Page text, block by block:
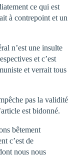
ce qui est
à contrepoint et un
n’est une insulte
et c’est
et verrait tous
pas la validité
est bidonné.
bêtement
c’est de
nous nous